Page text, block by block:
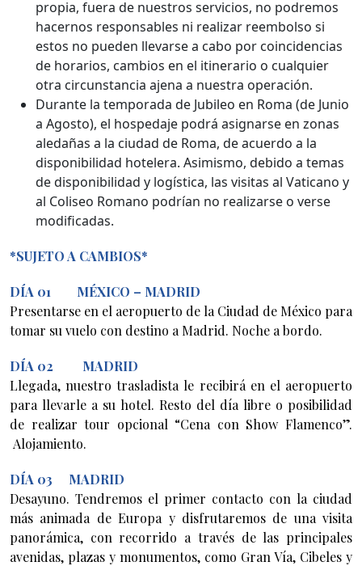
propia, fuera de nuestros servicios, no podremos
hacernos responsables ni realizar reembolso si
estos no pueden llevarse a cabo por coincidencias
de horarios, cambios en el itinerario o cualquier
otra circunstancia ajena a nuestra operación.
Durante la temporada de Jubileo en Roma (de Junio
a Agosto), el hospedaje podrá asignarse en zonas
aledañas a la ciudad de Roma, de acuerdo a la
disponibilidad hotelera. Asimismo, debido a temas
de disponibilidad y logística, las visitas al Vaticano y
al Coliseo Romano podrían no realizarse o verse
modificadas.
*SUJETO A CAMBIOS*
DÍA 01 MÉXICO – MADRID
Presentarse en el aeropuerto de la Ciudad de México para
tomar su vuelo con destino a Madrid. Noche a bordo.
DÍA 02 MADRID
Llegada, nuestro trasladista le recibirá en el aeropuerto
para llevarle a su hotel. Resto del día libre o posibilidad
de realizar tour opcional “Cena con Show Flamenco”.
Alojamiento.
DÍA 03 MADRID
Desayuno. Tendremos el primer contacto con la ciudad
más animada de Europa y disfrutaremos de una visita
panorámica, con recorrido a través de las principales
avenidas, plazas y monumentos, como Gran Vía, Cibeles y